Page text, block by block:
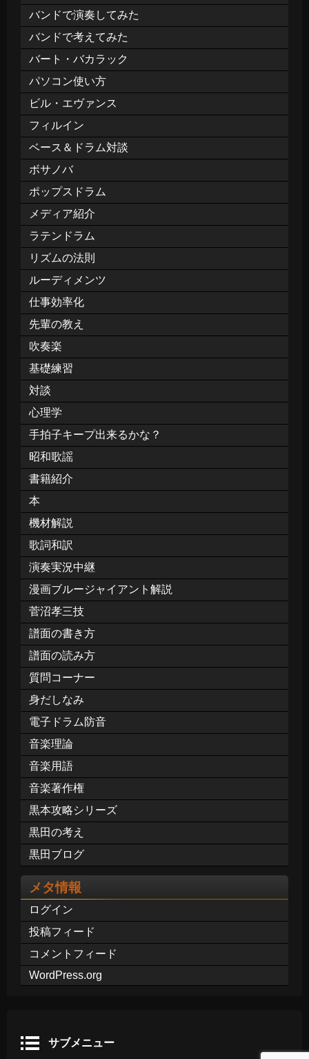
バンドで演奏してみた
バンドで考えてみた
バート・バカラック
パソコン使い方
ビル・エヴァンス
フィルイン
ベース＆ドラム対談
ボサノバ
ポップスドラム
メディア紹介
ラテンドラム
リズムの法則
ルーディメンツ
仕事効率化
先輩の教え
吹奏楽
基礎練習
対談
心理学
手拍子キープ出来るかな？
昭和歌謡
書籍紹介
本
機材解説
歌詞和訳
演奏実況中継
漫画ブルージャイアント解説
菅沼孝三技
譜面の書き方
譜面の読み方
質問コーナー
身だしなみ
電子ドラム防音
音楽理論
音楽用語
音楽著作権
黒本攻略シリーズ
黒田の考え
黒田ブログ
メタ情報
ログイン
投稿フィード
コメントフィード
WordPress.org
サブメニュー